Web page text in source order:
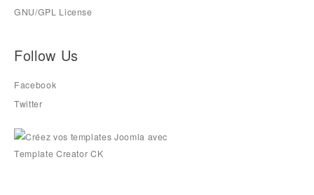
GNU/GPL License
Follow Us
Facebook
Twitter